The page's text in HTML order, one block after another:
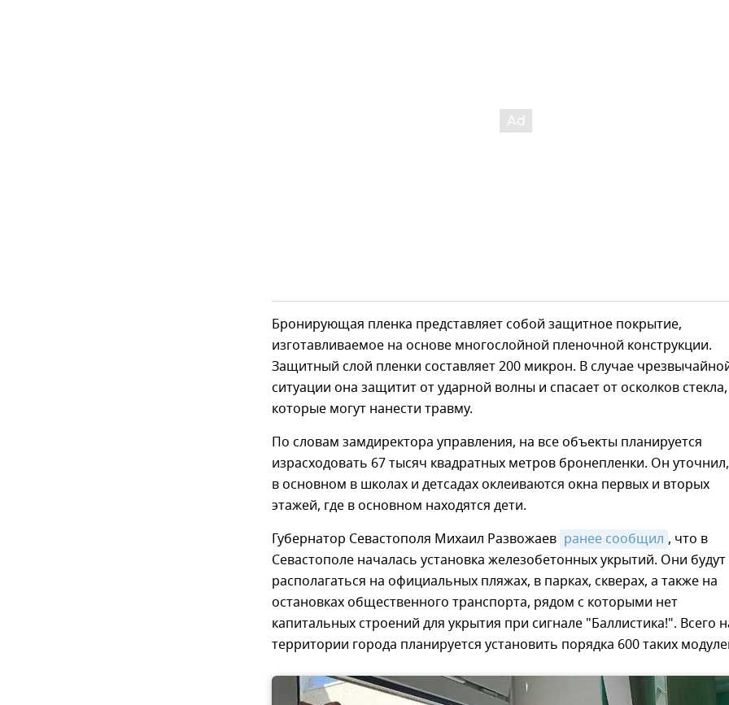
Бронирующая пленка представляет собой защитное покрытие,
изготавливаемое на основе многослойной пленочной конструкции.
Защитный слой пленки составляет 200 микрон. В случае
ситуации она защитит от ударной волны и спасает от осколков стекла,
которые могут нанести травму.
По словам замдиректора управления, на все объекты планируется
израсходовать 67 тысяч квадратных метров бронепленки. Он
в основном в школах и детсадах оклеиваются окна первых и вторых
этажей, где в основном находятся дети.
Губернатор Севастополя Михаил Развожаев ранее сообщил , что в
Севастополе началась установка железобетонных укрытий. Они будут
располагаться на официальных пляжах, в парках, скверах, а также на
остановках общественного транспорта, рядом с которыми нет
капитальных строений для укрытия при сигнале "Баллистика!". Всего
территории города планируется установить порядка 600 таких